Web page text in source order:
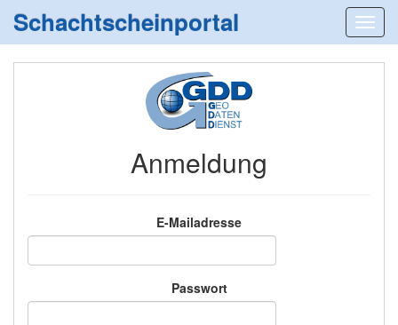
Schachtscheinportal
Anmeldung
E-Mailadresse
Passwort